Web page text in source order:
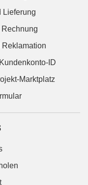
Lieferung
Reklamation
ID
Marktplatz